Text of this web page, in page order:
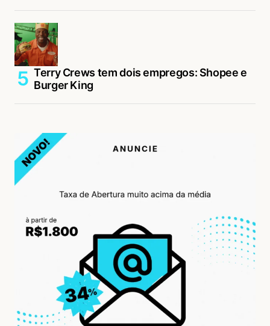
Terry Crews tem dois empregos: Shopee e
Burger King